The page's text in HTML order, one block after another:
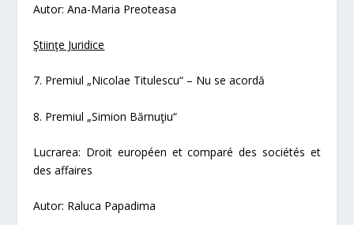
Autor: Ana-Maria Preoteasa
Ştiinţe Juridice
7. Premiul „Nicolae Titulescu“ – Nu se acordă
8. Premiul „Simion Bărnuţiu“
Lucrarea: Droit européen et comparé des sociétés et
des affaires
Autor: Raluca Papadima